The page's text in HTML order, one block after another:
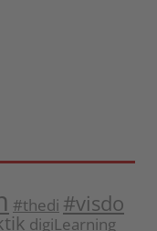
#thedi #visdo
digiLearning